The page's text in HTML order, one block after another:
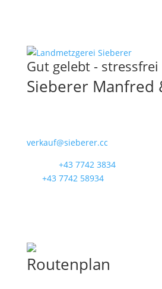
Gut gelebt -
Sieberer Manfred
verkauf@sieberer.cc
+43 7742 3834
+43 7742 58934
Routenplan